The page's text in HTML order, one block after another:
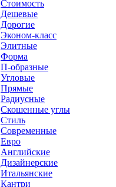
Стоимость
Дешевые
Дорогие
Эконом-класс
Элитные
Форма
П-образные
Угловые
Прямые
Радиусные
Скошенные углы
Стиль
Современные
Евро
Английские
Дизайнерские
Итальянские
Кантри